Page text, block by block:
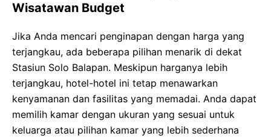
Wisatawan Budget
Jika Anda mencari penginapan dengan harga yang
terjangkau, ada beberapa pilihan menarik di dekat
Stasiun Solo Balapan. Meskipun harganya lebih
terjangkau, hotel-hotel ini tetap menawarkan
kenyamanan dan fasilitas yang memadai. Anda dapat
memilih kamar dengan ukuran yang sesuai untuk
keluarga atau pilihan kamar yang lebih sederhana